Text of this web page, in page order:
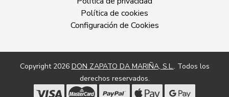
Política de cookies
Configuración de Cookies
Copyright 2026 DON ZAPATO DA MARIÑA, S.L.. Todos los
derechos reservados.